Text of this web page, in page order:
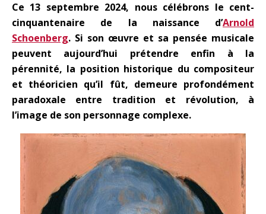
Ce 13 septembre 2024, nous célébrons le cent-
cinquantenaire de la naissance d’Arnold
Schoenberg. Si son œuvre et sa pensée musicale
peuvent aujourd’hui prétendre enfin à la
pérennité, la position historique du compositeur
et théoricien qu’il fût, demeure profondément
paradoxale entre tradition et révolution, à
l’image de son personnage complexe.